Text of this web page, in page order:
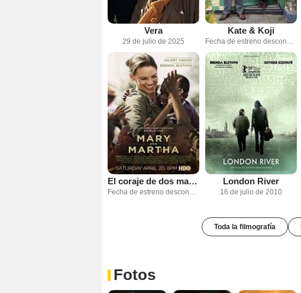
Vera
29 de julio de 2025
Kate & Koji
Fecha de estreno desconocida
El coraje de dos madres
Fecha de estreno desconocida
London River
16 de julio de 2010
Toda la filmografía
Fotos